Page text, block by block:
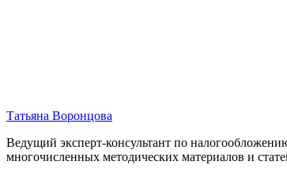
Татьяна Воронцова
Ведущий эксперт-консультант по
многочисленных методических материалов и